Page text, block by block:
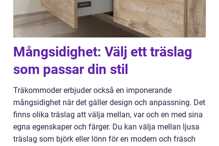
Mångsidighet: Välj ett träslag
som passar din stil
Träkommoder erbjuder också en imponerande
mångsidighet när det gäller design och anpassning. Det
finns olika träslag att välja mellan, var och en med sina
egna egenskaper och färger. Du kan välja mellan ljusa
träslag som björk eller lönn för en modern och fräsch